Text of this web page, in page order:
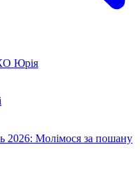
Юрія
2026: Молімося за пошану